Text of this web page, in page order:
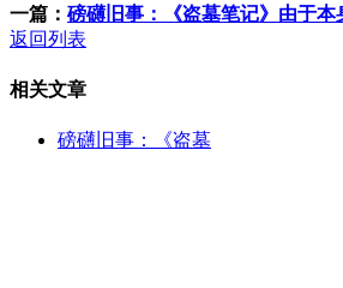
一篇： 磅礴旧事：《盗墓笔记》由于本
返回列表
相关文章
磅礴旧事：《盗墓